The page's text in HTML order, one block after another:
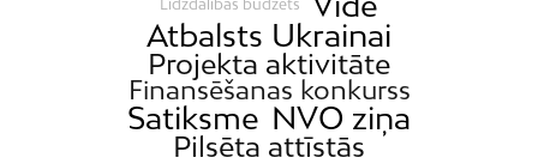
Līdzdalības budžets
Atbalsts Ukrainai
Projekta aktivitāte
Finansēšanas konkurss
Satiksme NVO ziņa
Pilsēta attīstās